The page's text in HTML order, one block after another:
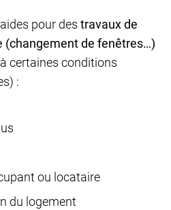
pour des travaux de
(changement de fenêtres…)
certaines conditions
:
ou locataire
du logement